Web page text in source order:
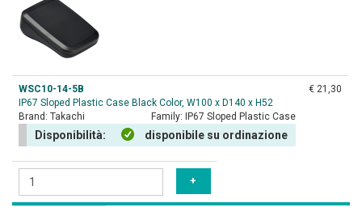
WSC10-14-5B
IP67 Sloped Plastic Case Black Color, W100 x D140 x H52
Brand: Takachi Family: IP67 Sloped Plastic Case
Disponibilità: disponibile su ordinazione
€ 21,30